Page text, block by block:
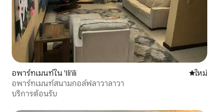
อพาร์ทเมนท์ใน 'Ili'ili ที่พักใหม่
ใหม่
อพาร์ทเมนท์สนามกอล์ฟลาวาลาวา
บริการต้อนรับ